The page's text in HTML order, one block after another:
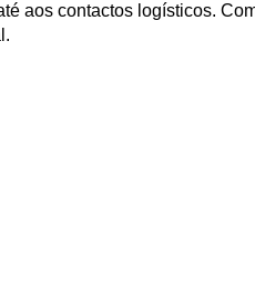
aos contactos logísticos.